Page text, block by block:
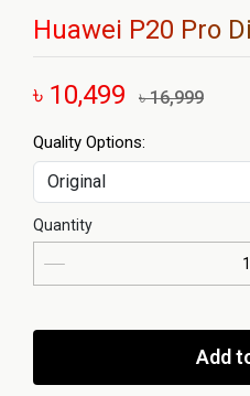
Huawei P20 Pro
৳ 10,499 ৳ 16,999
Quality Options:
Quantity
Add